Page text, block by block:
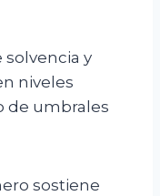
solvencia y
niveles
de umbrales
sostiene